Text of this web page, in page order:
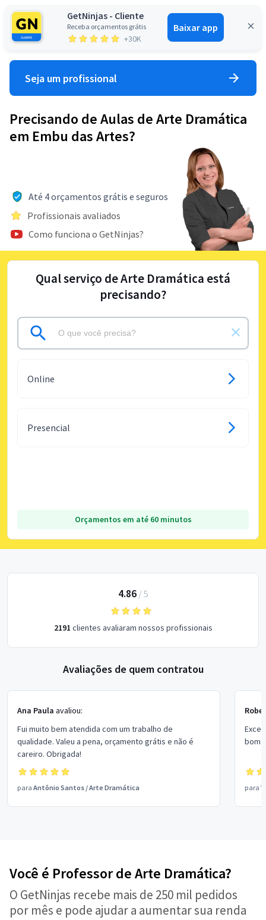
GetNinjas - Cliente
Receba orçamentos grátis
+30K
Baixar app
Entrar
Seja um profissional
Precisando de Aulas de Arte Dramática
em Embu das Artes?
Até 4 orçamentos grátis e seguros
Profissionais avaliados
Como funciona o GetNinjas?
Qual serviço de Arte Dramática está
precisando?
Online
Presencial
Orçamentos em até 60 minutos
4.86/ 5
2191 clientes avaliaram nossos profissionais
Avaliações de quem contratou
Ana Paula avaliou:
Fui muito bem atendida com um trabalho de
qualidade. Valeu a pena, orçamento grátis e não é
careiro. Obrigada!
para Antônio Santos /Arte Dramática
bom
para
Você é Professor de Arte Dramática?
O GetNinjas recebe mais de 250 mil pedidos
por mês e pode ajudar a aumentar sua renda